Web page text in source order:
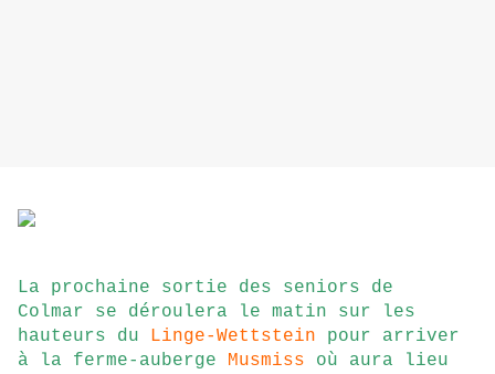
La prochaine sortie des seniors de
Colmar se déroulera le matin sur les
hauteurs du Linge-Wettstein pour arriver
à la ferme-auberge Musmiss où aura lieu